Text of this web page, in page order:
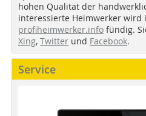
hohen Qualität der
interessierte Heimwerker wird
profiheimwerker.info fündig.
Xing, Twitter und Facebook.
Service